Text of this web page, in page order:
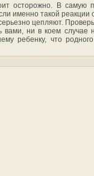
осторожно. В самую
именно такой реакции
цепляют.
ни в коем случае
ребенку, что